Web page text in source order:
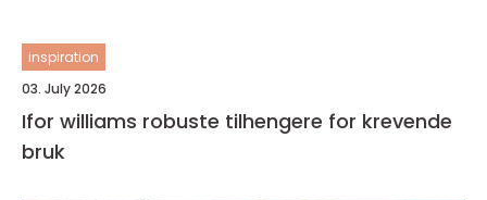
inspiration
03. July 2026
Ifor williams robuste tilhengere for krevende
bruk